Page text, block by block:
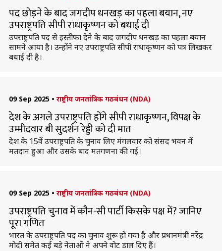
पद छोड़ने के बाद जगदीप धनखड़ का पहला बयान, नए
उपराष्ट्रपति सीपी राधाकृष्णन को बधाई दी
उपराष्ट्रपति पद से इस्तीफा देने के बाद जगदीप धनखड़ का पहला बयान
सामने आया है। उन्होंने नए उपराष्ट्रपति सीपी राधाकृष्णन को पत्र लिखकर
बधाई दी है।
09 Sep 2025 • राष्ट्रीय जनतांत्रिक गठबंधन (NDA)
देश के अगले उपराष्ट्रपति होंगे सीपी राधाकृष्णन, विपक्ष के
उम्मीदवार बी सुदर्शन रेड्डी को दी मात
देश के 15वें उपराष्ट्रपति के चुनाव लिए मंगलवार को संसद भवन में
मतदान हुआ और उसके बाद मतगणना की गई।
09 Sep 2025 • राष्ट्रीय जनतांत्रिक गठबंधन (NDA)
उपराष्ट्रपति चुनाव में कौन-सी पार्टी किसके पक्ष में? जानिए
पूरा गणित
भारत के उपराष्ट्रपति पद का चुनाव शुरू हो गया है और प्रधानमंत्री नरेंद्र
मोदी समेत कई बड़े नेताओं ने अपने वोट डाल दिए हैं।